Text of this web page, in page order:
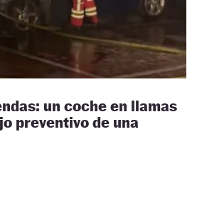
un coche en llamas
preventivo de una